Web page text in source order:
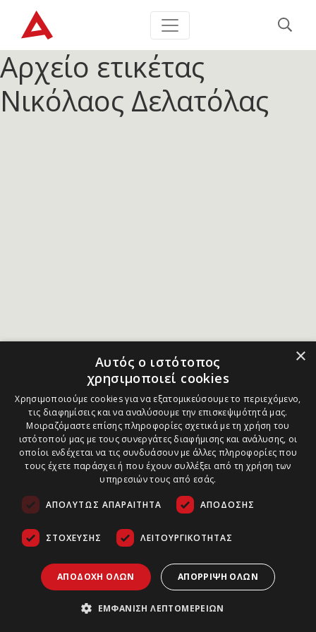
Αρχείο ετικέτας
Νικόλαος Δελατόλας
×
Αυτός ο ιστότοπος
χρησιμοποιεί cookies
Χρησιμοποιούμε cookies για να εξατομικεύσουμε το περιεχόμενο,
τις διαφημίσεις και να αναλύσουμε την επισκεψιμότητά μας.
Μοιραζόμαστε επίσης πληροφορίες σχετικά με τη χρήση του
ιστότοπού μας με τους συνεργάτες διαφήμισης και ανάλυσης, οι
οποίοι ενδέχεται να τις συνδυάσουν με άλλες πληροφορίες που
τους έχετε παράσχει ή που έχουν συλλέξει από τη χρήση των
υπηρεσιών τους από εσάς.
ΑΠΟΛΎΤΩΣ ΑΠΑΡΑΊΤΗΤΑ ΑΠΌΔΟΣΗΣ
ΣΤΌΧΕΥΣΗΣ ΛΕΙΤΟΥΡΓΙΚΌΤΗΤΑΣ
ΑΠΟΔΟΧΉ ΌΛΩΝ ΑΠΌΡΡΙΨΗ ΌΛΩΝ
ΕΜΦΆΝΙΣΗ ΛΕΠΤΟΜΕΡΕΙΏΝ